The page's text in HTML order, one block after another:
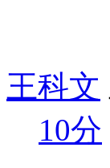
王科文
10分